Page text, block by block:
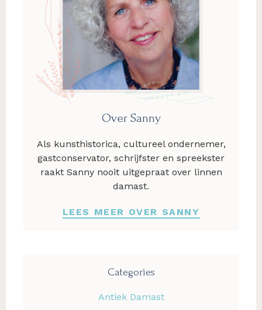
Over Sanny
Als kunsthistorica, cultureel ondernemer,
gastconservator, schrijfster en spreekster
raakt Sanny nooit uitgepraat over linnen
damast.
LEES MEER OVER SANNY
Categories
Antiek Damast